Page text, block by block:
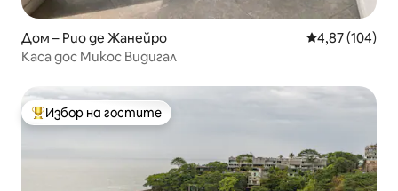
Дом – Рио де Жанейро Средна
4,87 (104)
Каса дос Микос Видигал
Най-популярен избор на гостите
Избор на гостите